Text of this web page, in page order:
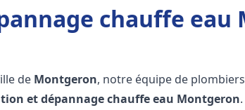
chauffe eau
de Montgeron, notre équipe de
et dépannage chauffe eau Montgeron